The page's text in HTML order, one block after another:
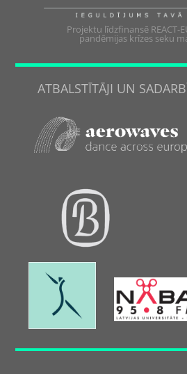
Projektu līdzfinansē REACT-
pandēmijas krīzes seku
ATBALSTĪTĀJI UN